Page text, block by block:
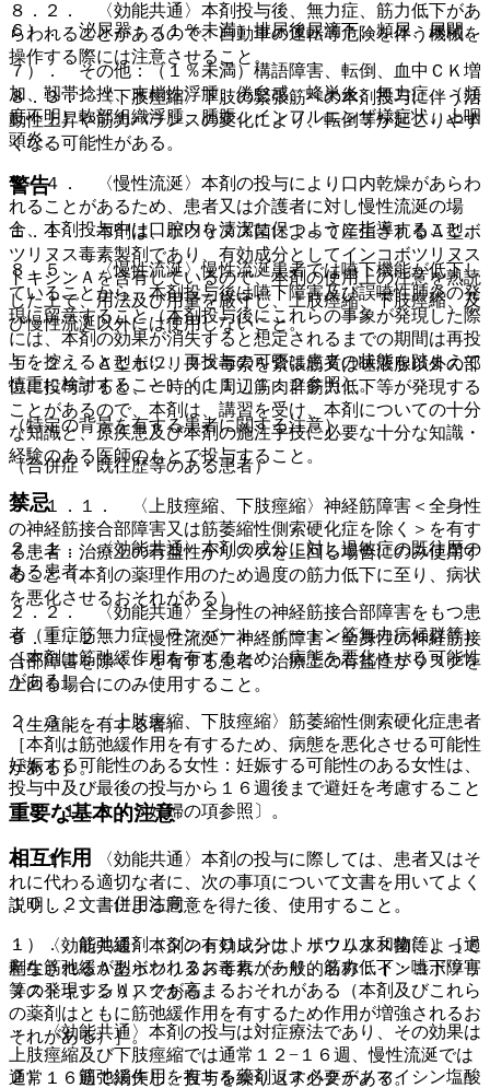
８．２． 〈効能共通〉本剤投与後、無力症、筋力低下があ
らわれることがあるので、自動車の運転等危険を伴う機械を
操作する際には注意させること。
８．３． 〈下肢痙縮〉下肢の緊張筋への本剤投与に伴う活
動性上昇や筋力バランスの変化により、転倒等が起こりやす
くなる可能性がある。
８．４． 〈慢性流涎〉本剤の投与により口内乾燥があらわ
れることがあるため、患者又は介護者に対し慢性流涎の場
合、本剤投与中は口腔内を清潔に保つように指導すること。
８．５． 〈慢性流涎〉慢性流涎患者では嚥下機能が低下し
ていることから、本剤投与後は嚥下障害及び誤嚥性肺炎の発
現に留意すること（本剤投与後にこれらの事象が発現した際
には、本剤の効果が消失すると想定されるまでの期間は再投
与を控えるとともに、再投与の可否は患者の状態を踏まえて
慎重に検討すること）〔１１．１．２参照〕。
（特定の背景を有する患者に関する注意）
（合併症・既往歴等のある患者）
９．１．１． 〈上肢痙縮、下肢痙縮〉神経筋障害＜全身性
の神経筋接合部障害又は筋萎縮性側索硬化症を除く＞を有す
る患者：治療上の有益性がリスクを上回る場合にのみ使用す
ること（本剤の薬理作用のため過度の筋力低下に至り、病状
を悪化させるおそれがある）。
９．１．２． 〈慢性流涎〉神経筋障害＜全身性の神経筋接
合部障害を除く＞を有する患者：治療上の有益性がリスクを
上回る場合にのみ使用すること。
（生殖能を有する者）
妊娠する可能性のある女性：妊娠する可能性のある女性は、
投与中及び最後の投与から１６週後まで避妊を考慮すること
〔８．１、９．５妊婦の項参照〕。
相互作用
１０．２． 併用注意：
１）． 筋弛緩剤（ダントロレンナトリウム水和物等）［過
剰な筋弛緩があらわれるおそれがあり、筋力低下・嚥下障害
等の発現するリスクが高まるおそれがある（本剤及びこれら
の薬剤はともに筋弛緩作用を有するため作用が増強されるお
それがある）］。
２）． 筋弛緩作用を有する薬剤（スペクチノマイシン塩酸
６）． 泌尿器：（１％未満）排尿後尿滴下、頻尿、尿閉。
７）． その他：（１％未満）構語障害、転倒、血中ＣＫ増
加、靱帯捻挫、末梢性浮腫、倦怠感、蜂巣炎、無力症、（頻
度不明）軟部組織浮腫、腫脹、インフルエンザ様症状、上咽
頭炎。
警告
１．１． 本剤は、ボツリヌス菌によって産生されるＡ型ボ
ツリヌス毒素製剤であり、有効成分としてインコボツリヌス
トキシンＡを含有しているので、本剤の使用上の注意を熟読
した上で、用法及び用量を厳守し、上肢痙縮、下肢痙縮、及
び慢性流涎以外には使用しないこと。
１．２． Ａ型ボツリヌス毒素を緊張筋又は唾液腺以外の部
位に投与すると、一時的に周辺筋肉群筋力低下等が発現する
ことがあるので、本剤は、講習を受け、本剤についての十分
な知識と、原疾患及び本剤の施注手技に必要な十分な知識・
経験のある医師のもとで投与すること。
禁忌
２．１． 〈効能共通〉本剤の成分に対し過敏症の既往歴の
ある患者。
２．２． 〈効能共通〉全身性の神経筋接合部障害をもつ患
者（重症筋無力症、ランバート・イートン筋無力症候群等）
［本剤は筋弛緩作用を有するため、病態を悪化させる可能性
がある］。
２．３． 〈上肢痙縮、下肢痙縮〉筋萎縮性側索硬化症患者
［本剤は筋弛緩作用を有するため、病態を悪化させる可能性
がある］。
重要な基本的注意
８．１． 〈効能共通〉本剤の投与に際しては、患者又はそ
れに代わる適切な者に、次の事項について文書を用いてよく
説明し、文書による同意を得た後、使用すること。
・ 〈効能共通〉本剤の有効成分は、ボツリヌス菌によって
産生されるＡ型ボツリヌス毒素（一般的名称：インコボツリ
ヌストキシンＡ）である。
・ 〈効能共通〉本剤の投与は対症療法であり、その効果は
上肢痙縮及び下肢痙縮では通常１２−１６週、慢性流涎では
通常１６週で消失し、投与を繰り返す必要がある。